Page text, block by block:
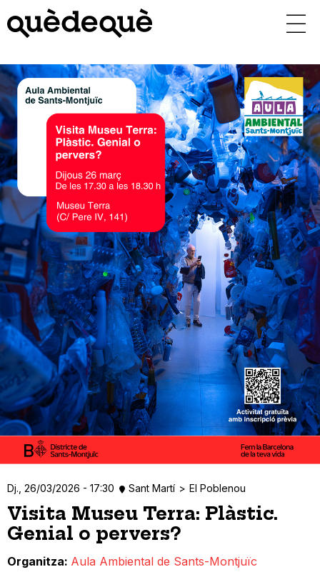
contingut
Dj., 26/03/2026 - 17:30 Sant Martí El Poblenou
Visita Museu Terra: Plàstic.
Genial o pervers?
Organitza Aula Ambiental de Sants-Montjuïc